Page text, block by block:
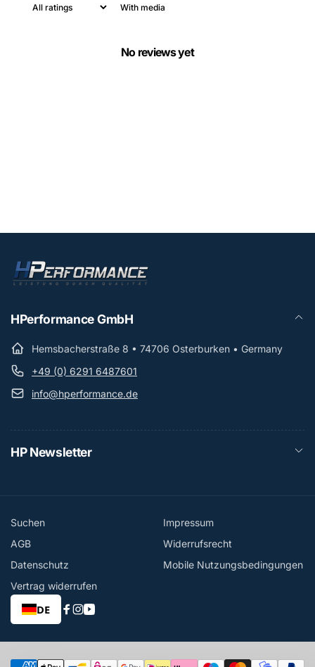
With media
No reviews yet
HPerformance GmbH
Hemsbacherstraße 8 • 74706 Osterburken • Germany
+49 (0) 6291 6487601
info@hperformance.de
HP Newsletter
Suchen
Impressum
AGB
Widerrufsrecht
Datenschutz
Mobile Nutzungsbedingungen
Vertrag widerrufen
DE
Facebook
Instagram
YouTube